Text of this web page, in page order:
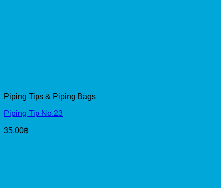
Piping Tips & Piping Bags
Piping Tip No.23
35.00฿